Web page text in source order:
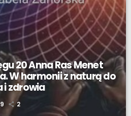
20 Anna Ras Menet
W harmonii z naturą do
i zdrowia
2